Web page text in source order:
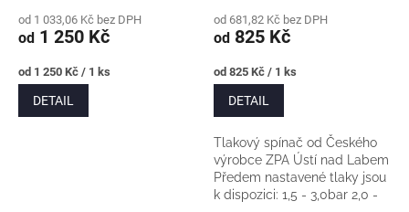
od 1 033,06 Kč bez DPH
od 1 250 Kč
Měrná
cena:
od 1 250 Kč / 1 ks
DETAIL
od 681,82 Kč bez DPH
od 825 Kč
Měrná
cena:
od 825 Kč / 1 ks
DETAIL
Tlakový spínač od Českého
výrobce ZPA Ústí nad Labem
Předem nastavené tlaky jsou
k dispozici: 1,5 - 3,0bar 2,0 -